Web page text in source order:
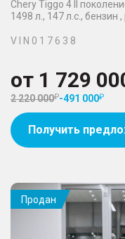
Chery Tiggo 4 II
1498 л., 147 л.с., бензин
V I N 0 1 7 6 3 8
от 1 729
2 220 000 -491 000
Получить
Продан